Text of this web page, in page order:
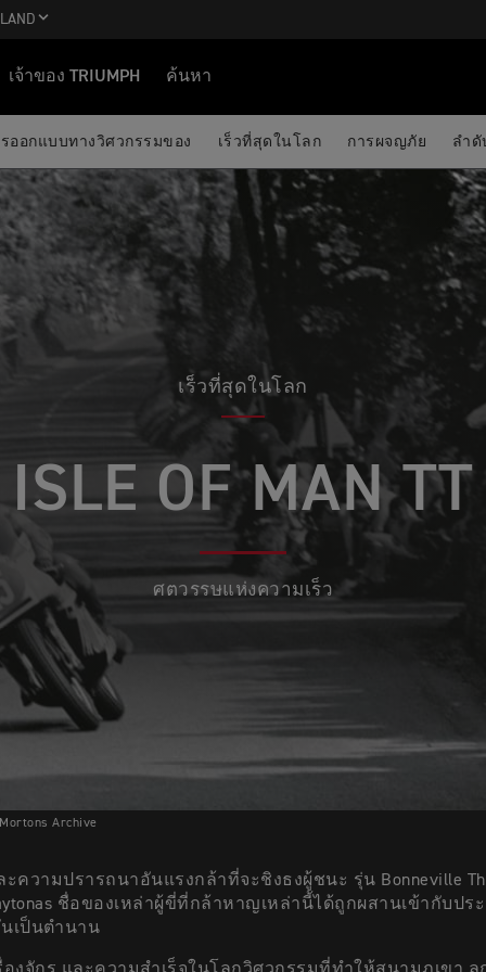
เจ้าของ TRIUMPH ค้นหา
อกแบบทางวิศวกรรมของ เร็วที่สุดในโลก การผจญภัย ลำดั
เร็วที่สุดในโลก
ISLE OF MAN TT
ศตวรรษแห่งความเร็ว
Archive
ะความปรารถนาอันแรงกล้าที่จะชิงธงผู้ชนะ รุ่น Bonneville
ชื่อของเหล่าผู้ขี่ที่กล้าหาญเหล่านี้ได้ถูกผสานเข้ากับปร
เป็นตำนาน